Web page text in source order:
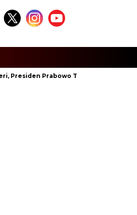
Prabowo Tanggapi Kasus